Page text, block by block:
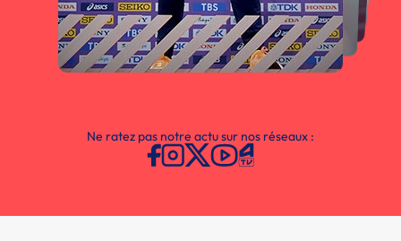
Ne ratez pas notre actu sur nos réseaux :